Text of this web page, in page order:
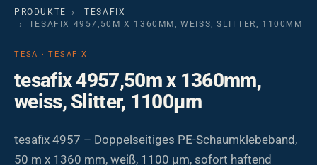
PRODUKTE
TESAFIX
TESAFIX 4957,50M X 1360MM, WEISS, SLITTER, 1100ΜM
TESA · TESAFIX
tesafix 4957,50m x 1360mm,
weiss, Slitter, 1100µm
tesafix 4957 – Doppelseitiges PE-Schaumklebeband,
50 m x 1360 mm, weiß, 1100 µm, sofort haftend